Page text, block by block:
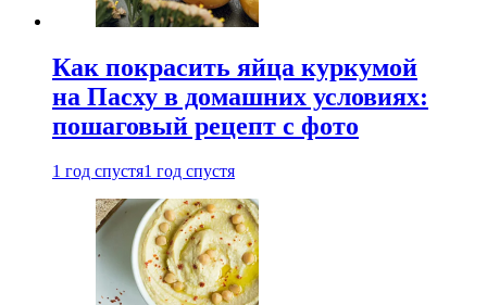
Как покрасить яйца куркумой
на Пасху в домашних условиях:
пошаговый рецепт с фото
1 год спустя1 год спустя